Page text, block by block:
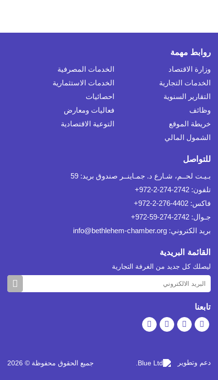
روابط مهمة
وزارة الاقتصاد
الخدمات المصرفية
الخدمات التجارية
الخدمات الاستثمارية
التقارير السنوية
احصائيات
وظائف
فعاليات ومعارض
خريطة الموقع
التوعية الاقتصادية
الشمول المالي
للتواصل
بـيـت لحــم، شـارع د. جمـاينــر صندوق بريد: 59
تلفون: 2742-274-2-972+
فاكس: 4402-276-2-972+
جـوال: 2742-274-59-972+
بريد الكتروني: info@bethlehem-chamber.org
القائمة البريدية
ليصلك كل جديد من الغرفة التجارية
تابعنا
دعم وتطوير جميع الحقوق محفوظة © 2026